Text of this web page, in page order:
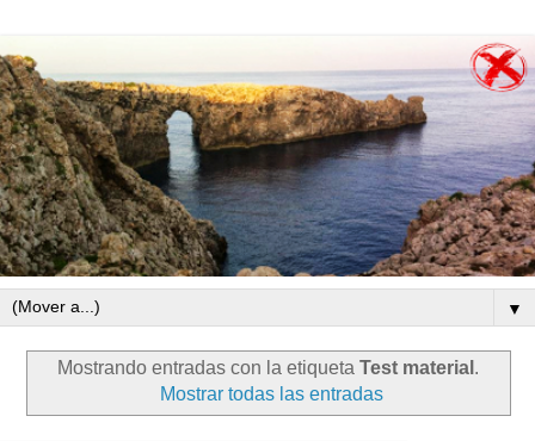
▼
Mostrando entradas con la etiqueta Test material .
Mostrar todas las entradas